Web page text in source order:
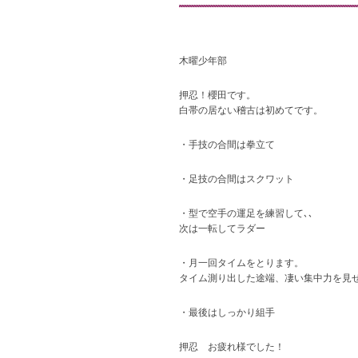
木曜少年部
押忍！櫻田です。
白帯の居ない稽古は初めてです。
・手技の合間は拳立て
・足技の合間はスクワット
・型で空手の運足を練習して､､
次は一転してラダー
・月一回タイムをとります。
タイム測り出した途端、凄い集中力を見
・最後はしっかり組手
押忍 お疲れ様でした！